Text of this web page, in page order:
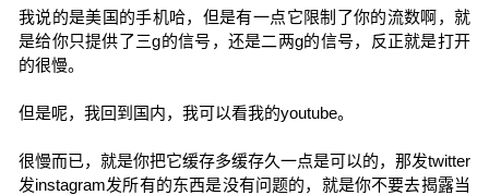
我说的是美国的手机哈，但是有一点它限制了你的流数啊，就
是给你只提供了三g的信号，还是二两g的信号，反正就是打开
的很慢。
但是呢，我回到国内，我可以看我的youtube。
很慢而已，就是你把它缓存多缓存久一点是可以的，那发twitter
发instagram发所有的东西是没有问题的，就是你不要去揭露当